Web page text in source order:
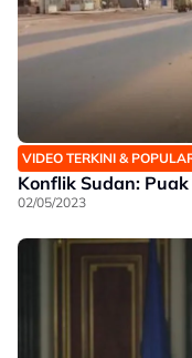
VIDEO TERKINI &
Konflik Sudan:
02/05/2023